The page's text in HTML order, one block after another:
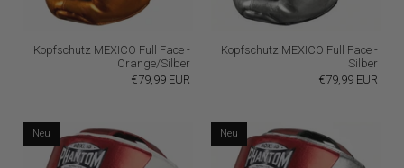
Kopfschutz MEXICO Full Face -
Orange/Silber
€79,99 EUR
Kopfschutz MEXICO Full Face -
Silber
€79,99 EUR
Neu Neu